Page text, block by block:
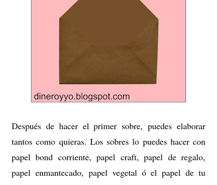
Después de hacer el primer sobre, puedes elaborar
tantos como quieras. Los sobres lo puedes hacer con
papel bond corriente, papel craft, papel de regalo,
papel enmantecado, papel vegetal ó el papel de tu